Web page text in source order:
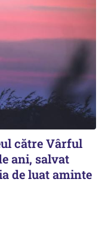
către Vârful
ani, salvat
de luat aminte